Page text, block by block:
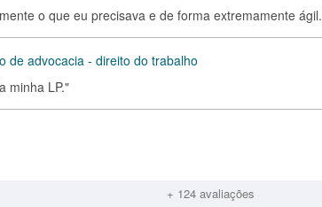
o que eu precisava e de forma extremamente
de advocacia - direito do trabalho
minha LP."
+ 124 avaliações